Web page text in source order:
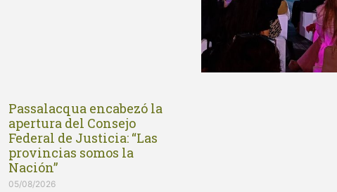
Passalacqua encabezó la
apertura del Consejo
Federal de Justicia: “Las
provincias somos la
Nación”
05/08/2026